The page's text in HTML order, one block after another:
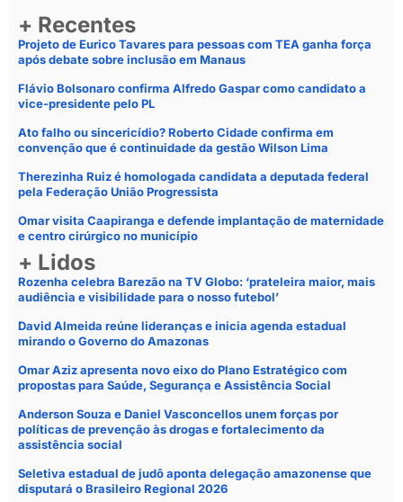
+ Recentes
Projeto de Eurico Tavares para pessoas com TEA ganha força
após debate sobre inclusão em Manaus
Flávio Bolsonaro confirma Alfredo Gaspar como candidato a
vice-presidente pelo PL
Ato falho ou sincericídio? Roberto Cidade confirma em
convenção que é continuidade da gestão Wilson Lima
Therezinha Ruiz é homologada candidata a deputada federal
pela Federação União Progressista
Omar visita Caapiranga e defende implantação de maternidade
e centro cirúrgico no município
+ Lidos
Rozenha celebra Barezão na TV Globo: ‘prateleira maior, mais
audiência e visibilidade para o nosso futebol’
David Almeida reúne lideranças e inicia agenda estadual
mirando o Governo do Amazonas
Omar Aziz apresenta novo eixo do Plano Estratégico com
propostas para Saúde, Segurança e Assistência Social
Anderson Souza e Daniel Vasconcellos unem forças por
políticas de prevenção às drogas e fortalecimento da
assistência social
Seletiva estadual de judô aponta delegação amazonense que
disputará o Brasileiro Regional 2026